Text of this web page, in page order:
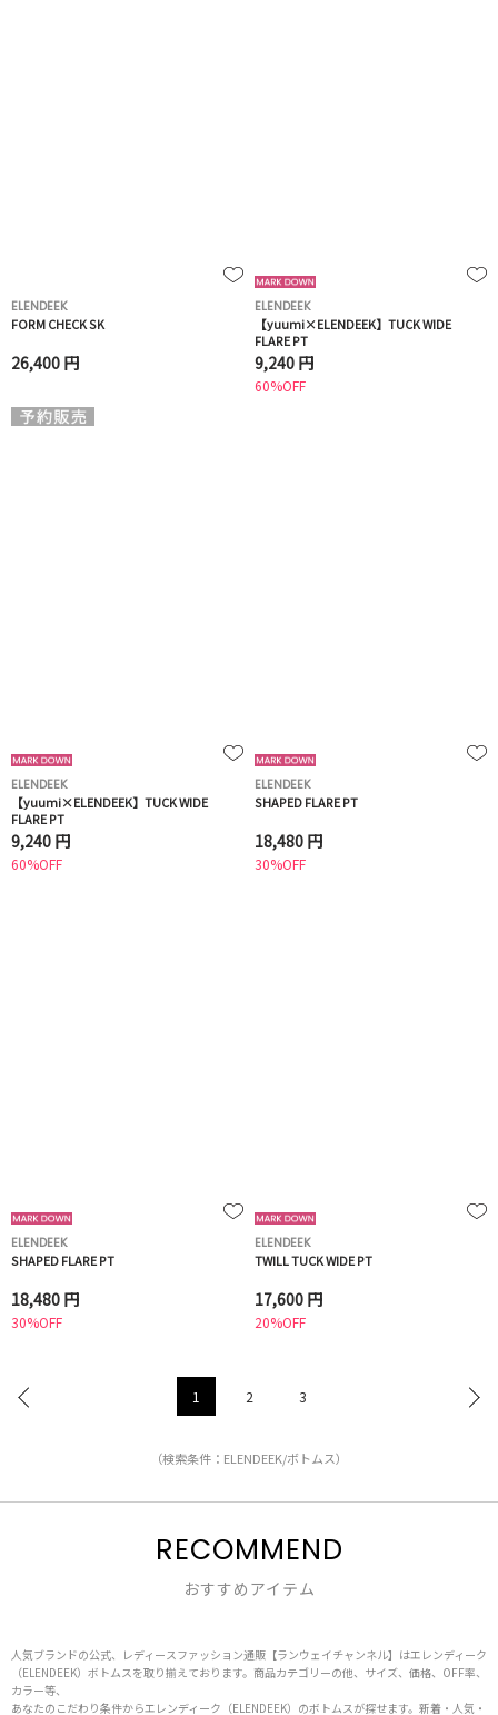
ELENDEEK
FORM CHECK SK
26,400 円
ELENDEEK
【yuumi×ELENDEEK】TUCK WIDE
FLARE PT
9,240 円
60%OFF
ELENDEEK
【yuumi×ELENDEEK】TUCK WIDE
FLARE PT
9,240 円
60%OFF
ELENDEEK
SHAPED FLARE PT
18,480 円
30%OFF
ELENDEEK
SHAPED FLARE PT
18,480 円
30%OFF
ELENDEEK
TWILL TUCK WIDE PT
17,600 円
20%OFF
1 2 3
（検索条件：ELENDEEK/ボトムス）
RECOMMEND
おすすめアイテム
人気ブランドの公式、レディースファッション通販【ランウェイチャンネル】はエレンディーク
（ELENDEEK）ボトムスを取り揃えております。商品カテゴリーの他、サイズ、価格、OFF率、
カラー等、
あなたのこだわり条件からエレンディーク（ELENDEEK）のボトムスが探せます。新着・人気・